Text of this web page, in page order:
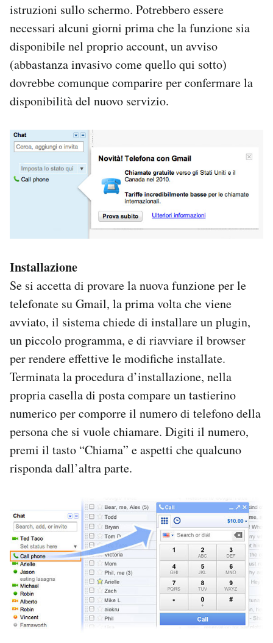
istruzioni sullo schermo. Potrebbero essere
necessari alcuni giorni prima che la funzione sia
disponibile nel proprio account, un avviso
(abbastanza invasivo come quello qui sotto)
dovrebbe comunque comparire per confermare la
disponibilità del nuovo servizio.
Installazione
Se si accetta di provare la nuova funzione per le
telefonate su Gmail, la prima volta che viene
avviato, il sistema chiede di installare un plugin,
un piccolo programma, e di riavviare il browser
per rendere effettive le modifiche installate.
Terminata la procedura d’installazione, nella
propria casella di posta compare un tastierino
numerico per comporre il numero di telefono della
persona che si vuole chiamare. Digiti il numero,
premi il tasto “Chiama” e aspetti che qualcuno
risponda dall’altra parte.